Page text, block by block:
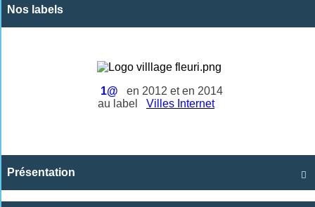
Nos labels
1@
en 2012 et en 2014
au label
Villes Internet

Présentation